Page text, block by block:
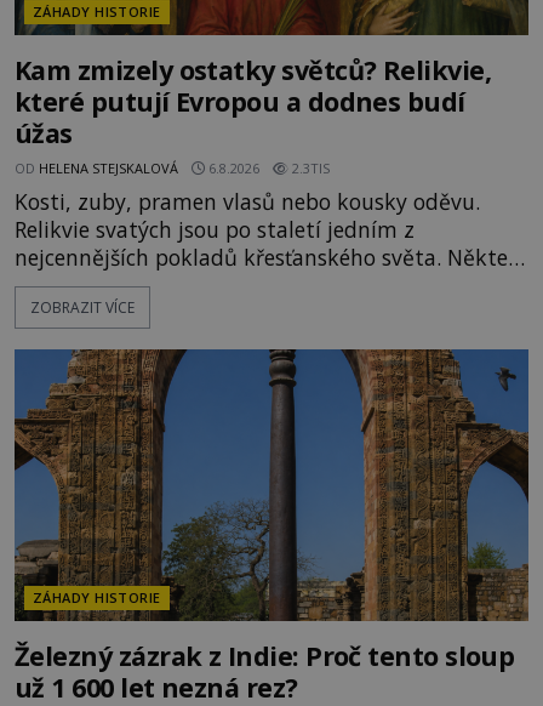
ZÁHADY HISTORIE
Kam zmizely ostatky světců? Relikvie,
které putují Evropou a dodnes budí
úžas
OD HELENA STEJSKALOVÁ 6.8.2026 2.3TIS
Kosti, zuby, pramen vlasů nebo kousky oděvu.
Relikvie svatých jsou po staletí jedním z
nejcennějších pokladů křesťanského světa. Některé
mají pečlivě doloženou historii, jiné provází
záhady, krádeže i nečekané objevy. Jejich osudy
o skutečné historické události. Ve středověké
Evropě mají relikvie mimořádnou hodnotu. Nejsou
jen předmětem úcty
ZOBRAZIT VÍCE
ZÁHADY HISTORIE
Železný zázrak z Indie: Proč tento sloup
už 1 600 let nezná rez?